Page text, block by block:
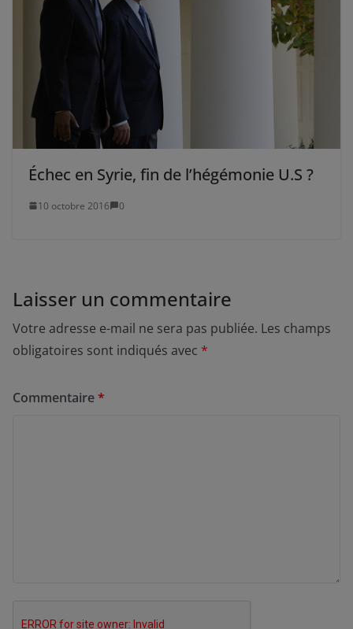
Échec en Syrie, fin de l’hégémonie U.S ?
10 octobre 2016 0
Laisser un commentaire
Votre adresse e-mail ne sera pas publiée. Les champs
obligatoires sont indiqués avec *
Commentaire*